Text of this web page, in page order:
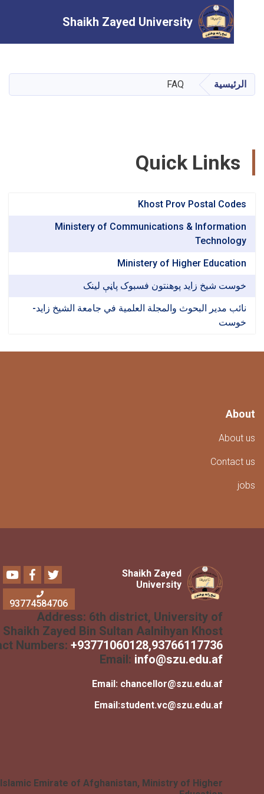
الرئيسي
Shaikh Zayed University
FAQ
Quick
Khost Prov Postal
Ministery of Communications &
Ministery of Higher
شیخ زاید پوهنتون فسبوک پاڼې لینک
مدير البحوث والمجلة العلمية في جامعة الشيخ زايد-
Shaikh Zayed
University
Youtube
Facebook
93774584706
Address:6th district, University of
Shaikh Zayed Bin Sultan Aalnihyan Khost
Contact Numbers: +93771060128,93766117736
Email:info@szu.edu.af
Email: chancellor@szu.edu.af
Email:student.vc@szu.edu.af
Islamic Emirate of Afghanistan, Ministry of Higher